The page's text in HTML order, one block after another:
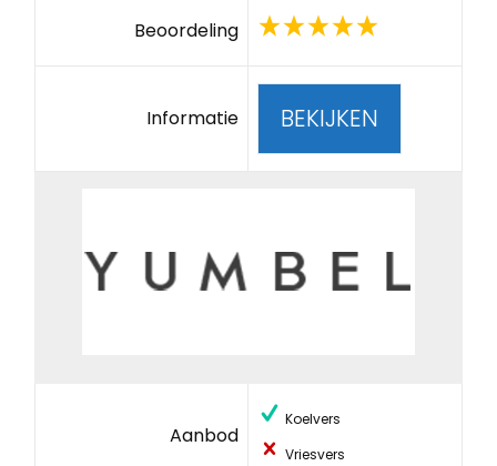
Beoordeling
Informatie BEKIJKEN
Aanbod
Koelvers
Vriesvers